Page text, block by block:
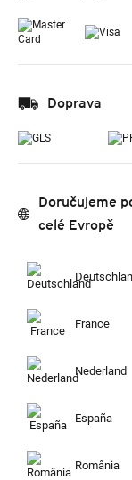
Doprava
Doručujeme
celé Evropě
France
Nederland
España
România